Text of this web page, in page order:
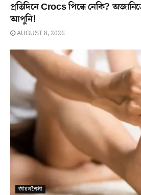
প্ৰতিদিনে Crocs পিন্ধে নেকি?
আপুনি!
AUGUST 8, 2026
জীৱনশৈলী